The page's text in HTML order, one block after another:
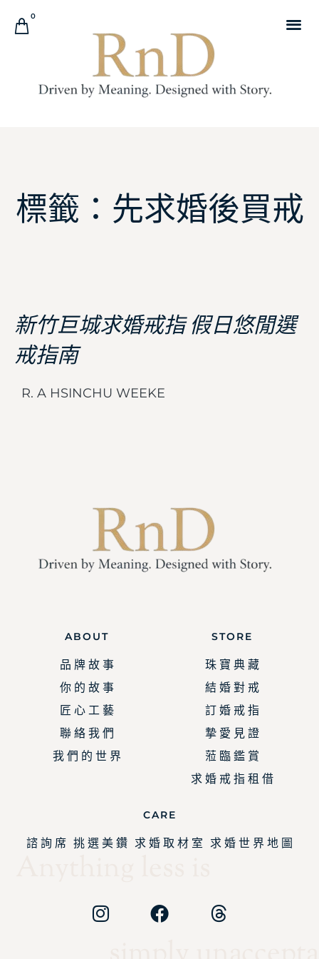
0
標籤：先求婚後買戒
新竹巨城求婚戒指 假日悠閒選
戒指南
R. A HSINCHU WEEKE
ABOUT
品 牌 故 事
你 的 故 事
匠 心 工 藝
聯 絡 我 們
我 們 的 世 界
STORE
珠 寶 典 藏
結 婚 對 戒
訂 婚 戒 指
摯 愛 見 證
蒞 臨 鑑 賞
求 婚 戒 指 租 借
CARE
諮 詢 席 挑 選 美 鑽 求 婚 取 材 室 求 婚 世 界 地 圖